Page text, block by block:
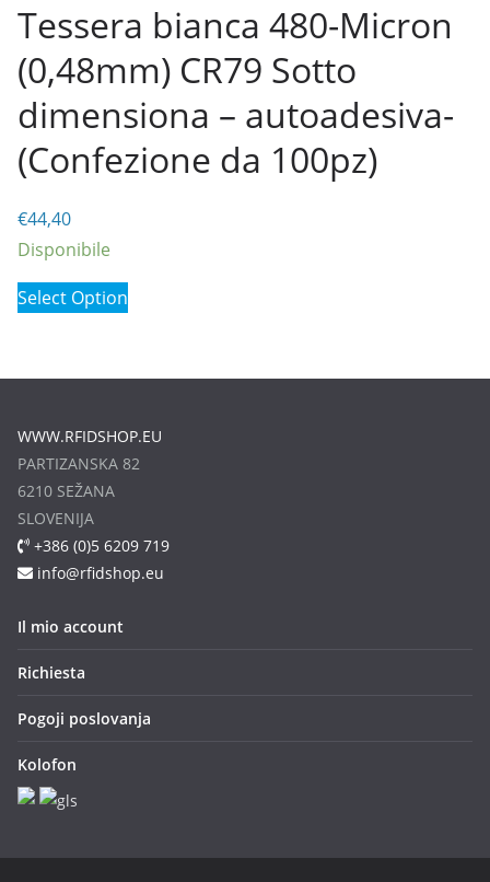
Tessera bianca 480-Micron
(0,48mm) CR79 Sotto
dimensiona – autoadesiva-
(Confezione da 100pz)
€44,40
Disponibile
Select Option
WWW.RFIDSHOP.EU
PARTIZANSKA 82
6210 SEŽANA
SLOVENIJA
+386 (0)5 6209 719
info@rfidshop.eu
Il mio account
Richiesta
Pogoji poslovanja
Kolofon